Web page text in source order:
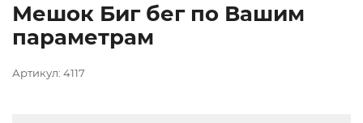
Мешок Биг бег по Вашим
параметрам
Артикул: 4117